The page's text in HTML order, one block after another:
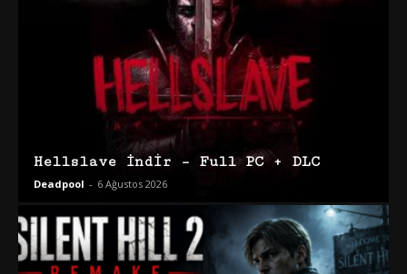
Hellslave İndir – Full PC + DLC
Deadpool - 6 Ağustos 2026